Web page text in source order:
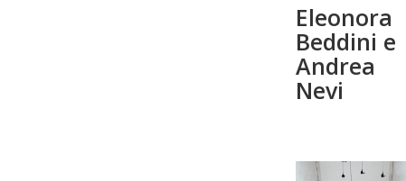
Eleonora
Beddini e
Andrea
Nevi